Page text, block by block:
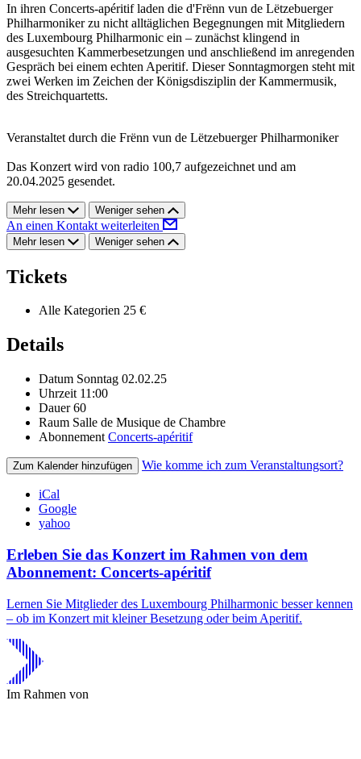
In ihren Concerts-apéritif laden die d'Frënn vun de Lëtzebuerger
Philharmoniker zu nicht alltäglichen Begegnungen mit Mitgliedern
des Luxembourg Philharmonic ein – zunächst klingend in
ausgesuchten Kammerbesetzungen und anschließend im anregenden
Gespräch bei einem echten Aperitif. Dieser Sonntagmorgen steht mit
zwei Werken im Zeichen der Königsdisziplin der Kammermusik,
des Streichquartetts.
Veranstaltet durch die Frënn vun de Lëtzebuerger Philharmoniker
Das Konzert wird von radio 100,7 aufgezeichnet und am
20.04.2025 gesendet.
Mehr lesen Weniger sehen
An einen Kontakt weiterleiten
Mehr lesen Weniger sehen
Tickets
Alle Kategorien 25 €
Details
Datum Sonntag 02.02.25
Uhrzeit 11:00
Dauer 60
Raum Salle de Musique de Chambre
Abonnement Concerts-apéritif
Zum Kalender hinzufügen Wie komme ich zum Veranstaltungsort?
iCal
Google
yahoo
Erleben Sie das Konzert im Rahmen von dem
Abonnement: Concerts-apéritif
Lernen Sie Mitglieder des Luxembourg Philharmonic besser kennen
– ob im Konzert mit kleiner Besetzung oder beim Aperitif.
Im Rahmen von